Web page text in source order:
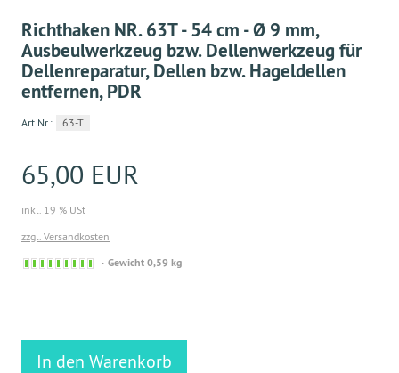
Richthaken NR. 63T - 54 cm - Ø 9 mm,
Ausbeulwerkzeug bzw. Dellenwerkzeug für
Dellenreparatur, Dellen bzw. Hageldellen
entfernen, PDR
Art.Nr.: 63-T
65,00 EUR
inkl. 19 % USt
zzgl. Versandkosten
Sofort
Gewicht 0,59 kg
In den Warenkorb